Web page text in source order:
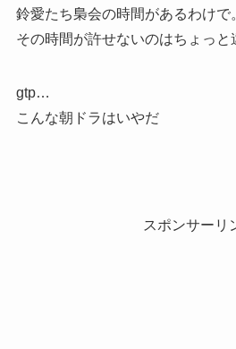
鈴愛たち梟会の時間があるわけで
その時間が許せないのはちょっと
gtp…
こんな朝ドラはいやだ
スポンサーリ